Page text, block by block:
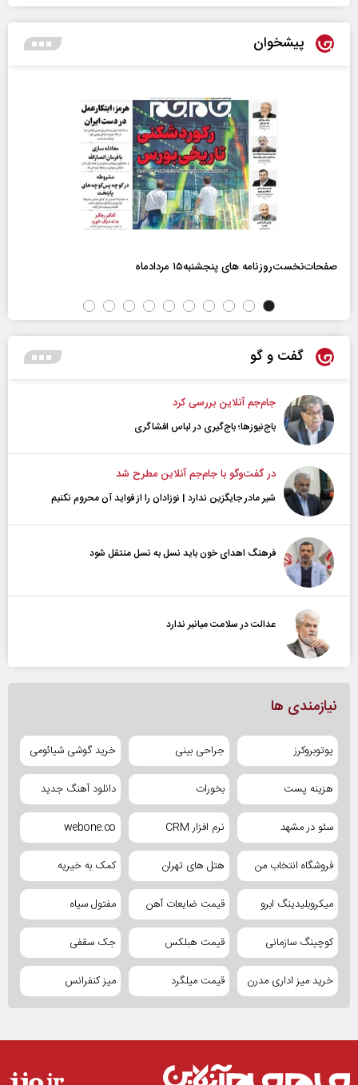
پیشخوان
صفحات‌نخست‌روزنامه ها‌ی پنجشنبه‌۱۵ مردادماه
گفت و گو
جام‌جم آنلاین بررسی کرد
باج‌نیوزها؛ باج‌گیری در لباس افشاگری
در گفت‌و‌گو با جام‌جم آنلاین مطرح شد
شیر مادر جایگزین ندارد | نوزادان را از فواید آن محروم نکنیم
فرهنگ اهدای خون باید نسل به نسل منتقل شود
عدالت در سلامت میانبر ندارد
نیازمندی ها
یوتوبروکرز جراحی بینی خرید گوشی شیائومی
هزینه پست بخورات دانلود آهنگ جدید
سئو در مشهد نرم افزار CRM webone.co
فروشگاه انتخاب من هتل های تهران کمک به خیریه
میکروبلیدینگ ابرو قیمت ضایعات آهن مفتول سیاه
کوچینگ سازمانی قیمت هبلکس جک سقفی
خرید میز اداری مدرن قیمت میلگرد میز کنفرانس